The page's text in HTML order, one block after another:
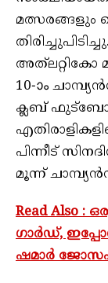
അത്‌ലറ്റികോ
10-ാം
ക്ലബ്
പിന്നീട്
മൂന്ന്
Read Also :
ഗാർഡ്,
ഷമാർ